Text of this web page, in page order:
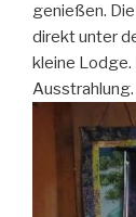
genießen.
direkt unter
kleine Lodge.
Ausstrahlung.